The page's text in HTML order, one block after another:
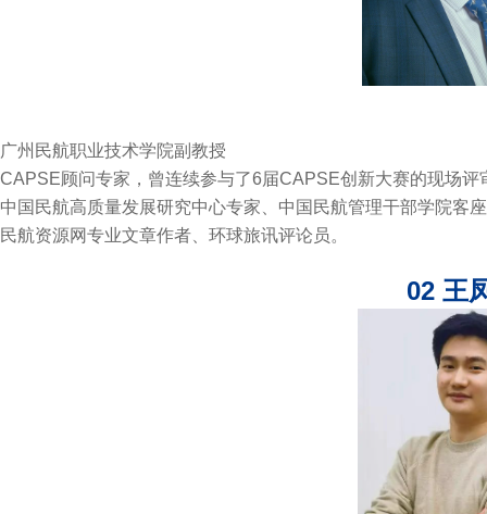
广州民航职业技术学院副教授
CAPSE顾问专家，曾连续参与了6届CAPSE创新大赛的现场评
中国民航高质量发展研究中心专家、中国民航管理干部学院客
民航资源网专业文章作者、环球旅讯评论员。
02 王